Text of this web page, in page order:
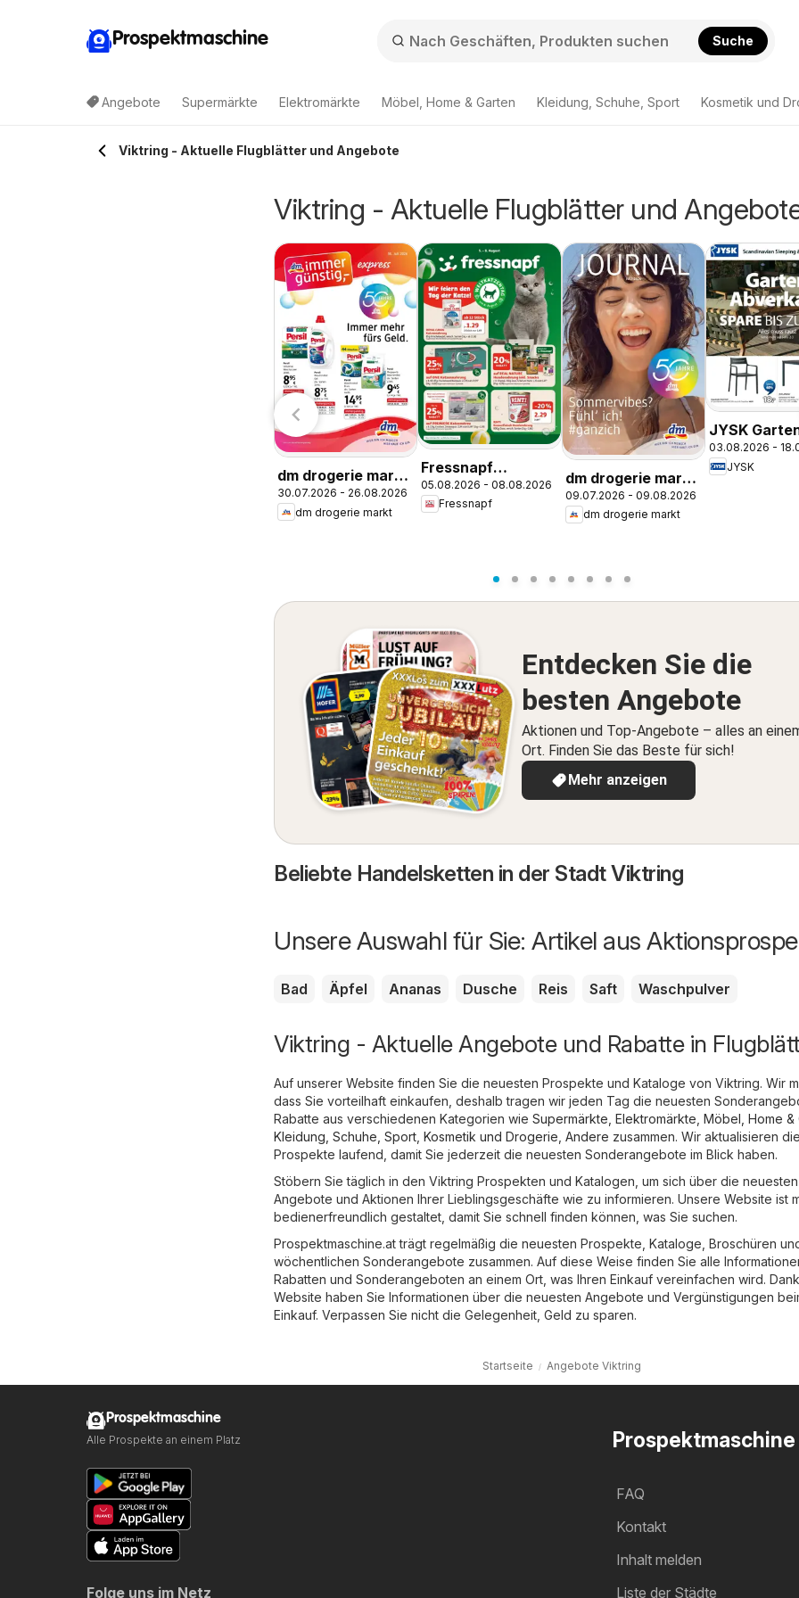
Prospektmaschine Suche
Angebote Supermärkte Elektromärkte Möbel, Home & Garten Kleidung, Schuhe, Sport Kosmetik und
Viktring - Aktuelle Flugblätter und Angebote
Viktring - Aktuelle Flugblätter und
dm drogerie markt
Journal Express
August
30.07.2026 - 26.08.2026
dm drogerie markt
Fressnapf
Angebote
05.08.2026 - 08.08.2026
Fressnapf
dm drogerie markt
Journal Juli 2026
09.07.2026 - 09.08.2026
dm drogerie markt
JYSK
Abverkauf
Bis Zu 60%
03.08.2026 -
JYSK
Entdecken Sie die
besten Angebote
Aktionen und Top-Angebote – alles an
Ort. Finden Sie das Beste für sich!
Mehr anzeigen
Beliebte Handelsketten in der Stadt Viktring
Unsere Auswahl für Sie: Artikel aus
Bad Äpfel Ananas Dusche Reis Saft Waschpulver
Viktring - Aktuelle Angebote und Rabatte in
Auf unserer Website finden Sie die neuesten Prospekte und Kataloge von Viktring. Wir
dass Sie vorteilhaft einkaufen, deshalb tragen wir jeden Tag die neuesten
Rabatte aus verschiedenen Kategorien wie Supermärkte Elektromärkte Möbel, Home &
Kleidung, Schuhe, Sport Kosmetik und Drogerie Andere zusammen. Wir aktualisieren die
Prospekte laufend, damit Sie jederzeit die neuesten Sonderangebote im Blick haben.
Stöbern Sie täglich in den Viktring Prospekten und Katalogen, um sich über die neuesten
Angebote und Aktionen Ihrer Lieblingsgeschäfte wie zu informieren. Unsere Website ist
bedienerfreundlich gestaltet, damit Sie schnell finden können, was Sie suchen.
Prospektmaschine.at trägt regelmäßig die neuesten Prospekte, Kataloge, Broschüren
wöchentlichen Sonderangebote zusammen. Auf diese Weise finden Sie alle
Rabatten und Sonderangeboten an einem Ort, was Ihren Einkauf vereinfachen wird.
Website haben Sie Informationen über die neuesten Angebote und Vergünstigungen
Einkauf. Verpassen Sie nicht die Gelegenheit, Geld zu sparen.
Startseite Angebote Viktring
Prospektmaschine
FAQ
Kontakt
Inhalt melden
Liste der Städte
Prospektmaschine
Alle Prospekte an einem Platz
Folge uns im Netz